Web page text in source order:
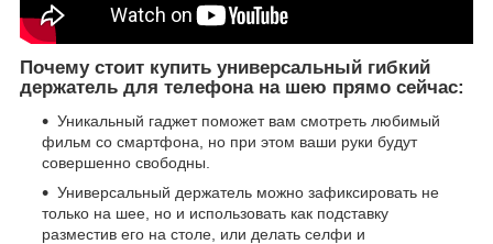
Почему стоит купить универсальный гибкий
держатель для телефона на шею прямо сейчас:
Уникальный гаджет поможет вам смотреть любимый
фильм со смартфона, но при этом ваши руки будут
совершенно свободны.
Универсальный держатель можно зафиксировать не
только на шее, но и использовать как подставку
разместив его на столе, или делать селфи и